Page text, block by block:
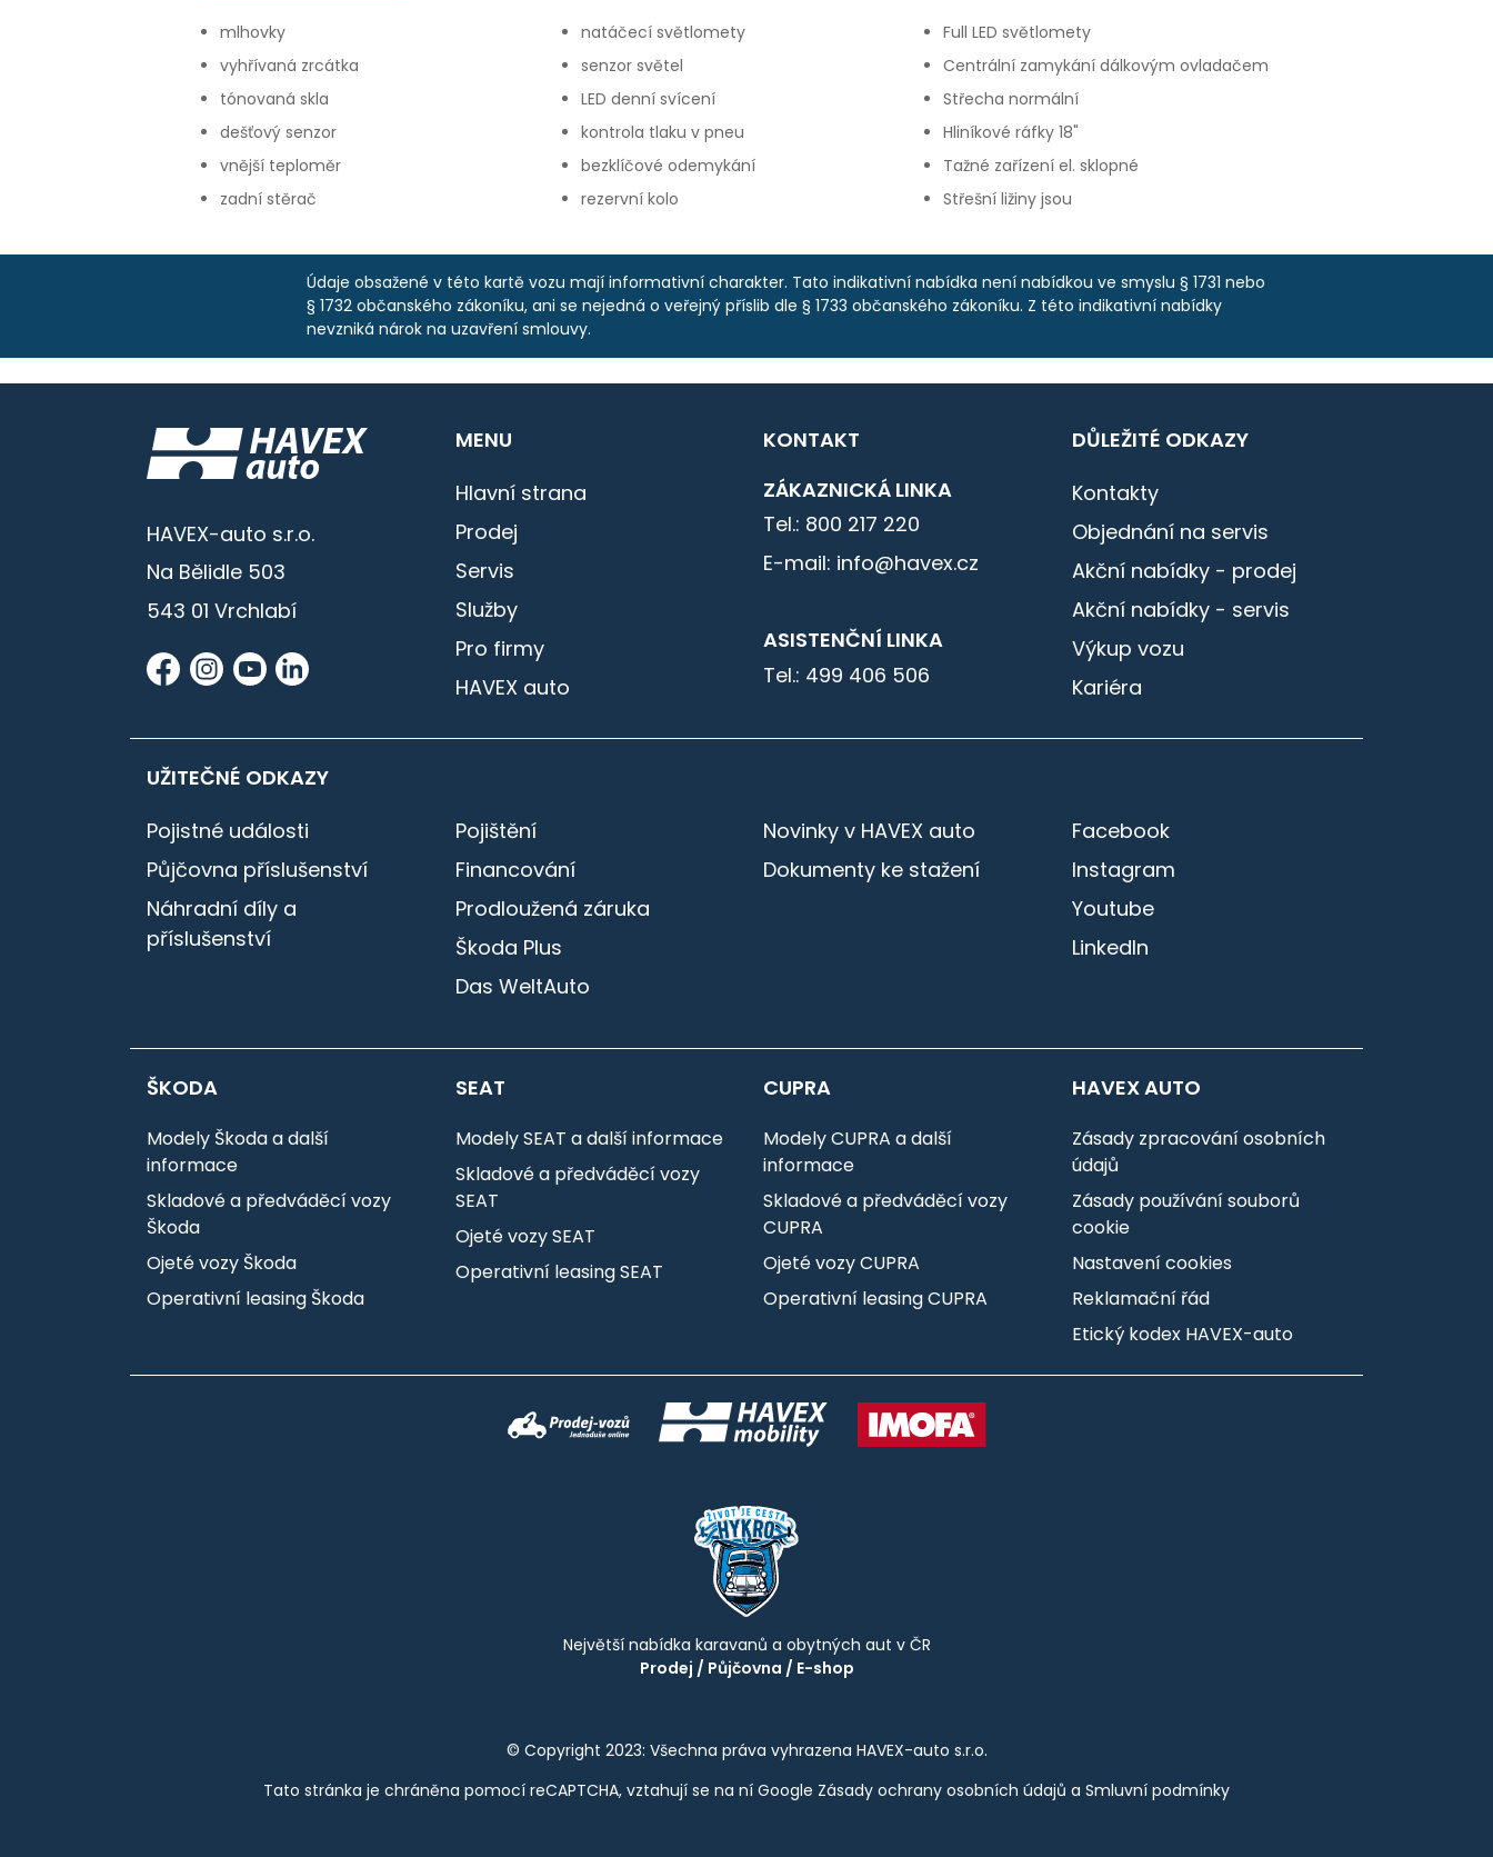
mlhovky
vyhřívaná zrcátka
tónovaná skla
dešťový senzor
vnější teploměr
zadní stěrač
natáčecí světlomety
senzor světel
LED denní svícení
kontrola tlaku v pneu
bezklíčové odemykání
rezervní kolo
Full LED světlomety
Centrální zamykání dálkovým ovladačem
Střecha normální
Hliníkové ráfky 18"
Tažné zařízení el. sklopné
Střešní ližiny jsou
Údaje obsažené v této kartě vozu mají informativní charakter. Tato indikativní nabídka není nabídkou ve smyslu § 1731 nebo
§ 1732 občanského zákoníku, ani se nejedná o veřejný příslib dle § 1733 občanského zákoníku. Z této indikativní nabídky
nevzniká nárok na uzavření smlouvy.
HAVEX-auto s.r.o.
Na Bělidle 503
543 01 Vrchlabí
MENU
Hlavní strana
Prodej
Servis
Služby
Pro firmy
HAVEX auto
KONTAKT
ZÁKAZNICKÁ LINKA
Tel.: 800 217 220
E-mail: info@havex.cz
ASISTENČNÍ LINKA
Tel.: 499 406 506
DŮLEŽITÉ ODKAZY
Kontakty
Objednání na servis
Akční nabídky - prodej
Akční nabídky - servis
Výkup vozu
Kariéra
UŽITEČNÉ ODKAZY
Pojistné události
Půjčovna příslušenství
Náhradní díly a
příslušenství
Pojištění
Financování
Prodloužená záruka
Škoda Plus
Das WeltAuto
Novinky v HAVEX auto
Dokumenty ke stažení
Facebook
Instagram
Youtube
LinkedIn
ŠKODA
Modely Škoda a další
informace
Skladové a předváděcí vozy
Škoda
Ojeté vozy Škoda
Operativní leasing Škoda
SEAT
Modely SEAT a další informace
Skladové a předváděcí vozy
SEAT
Ojeté vozy SEAT
Operativní leasing SEAT
CUPRA
Modely CUPRA a další
informace
Skladové a předváděcí vozy
CUPRA
Ojeté vozy CUPRA
Operativní leasing CUPRA
HAVEX AUTO
Zásady zpracování osobních
údajů
Zásady používání souborů
cookie
Nastavení cookies
Reklamační řád
Etický kodex HAVEX-auto
Největší nabídka karavanů a obytných aut v ČR
Prodej / Půjčovna / E-shop
© Copyright 2023: Všechna práva vyhrazena HAVEX-auto s.r.o.
Tato stránka je chráněna pomocí reCAPTCHA, vztahují se na ní Google Zásady ochrany osobních údajů a Smluvní podmínky